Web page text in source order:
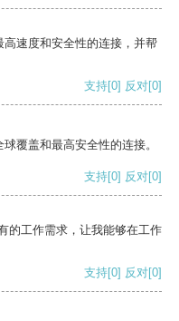
速度和安全性的连接，并帮
支持[0] 反对[0]
覆盖和最高安全性的连接。
支持[0] 反对[0]
的工作需求，让我能够在工作
支持[0] 反对[0]